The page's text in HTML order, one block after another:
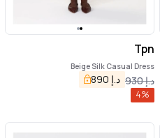
Tpn
Beige Silk Casual Dress
د.إ930 د.إ 890
4%